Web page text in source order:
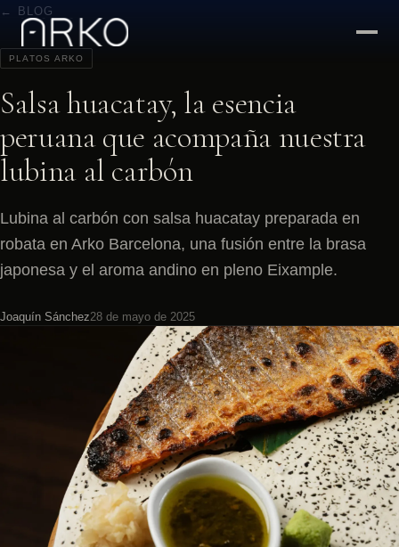
← BLOG
PLATOS ARKO
Salsa huacatay, la esencia
peruana que acompaña nuestra
lubina al carbón
Lubina al carbón con salsa huacatay preparada en
robata en Arko Barcelona, una fusión entre la brasa
japonesa y el aroma andino en pleno Eixample.
Joaquín Sánchez28 de mayo de 2025